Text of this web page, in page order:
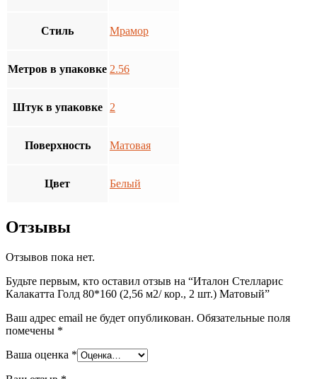
Стиль Мрамор
Метров в упаковке 2.56
Штук в упаковке 2
Поверхность Матовая
Цвет Белый
Отзывы
Отзывов пока нет.
Будьте первым, кто оставил отзыв на “Италон Стелларис
Калакатта Голд 80*160 (2,56 м2/ кор., 2 шт.) Матовый”
Ваш адрес email не будет опубликован. Обязательные поля
помечены *
Ваша оценка *